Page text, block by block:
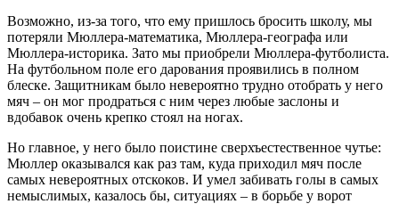
Возможно, из-за того, что ему пришлось бросить школу, мы
потеряли Мюллера-математика, Мюллера-географа или
Мюллера-историка. Зато мы приобрели Мюллера-футболиста.
На футбольном поле его дарования проявились в полном
блеске. Защитникам было невероятно трудно отобрать у него
мяч – он мог продраться с ним через любые заслоны и
вдобавок очень крепко стоял на ногах.
Но главное, у него было поистине сверхъестественное чутье:
Мюллер оказывался как раз там, куда приходил мяч после
самых невероятных отскоков. И умел забивать голы в самых
немыслимых, казалось бы, ситуациях – в борьбе у ворот